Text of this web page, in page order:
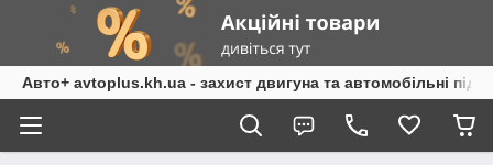
Авто+ avtoplus.kh.ua - захист двигуна та автомобільні